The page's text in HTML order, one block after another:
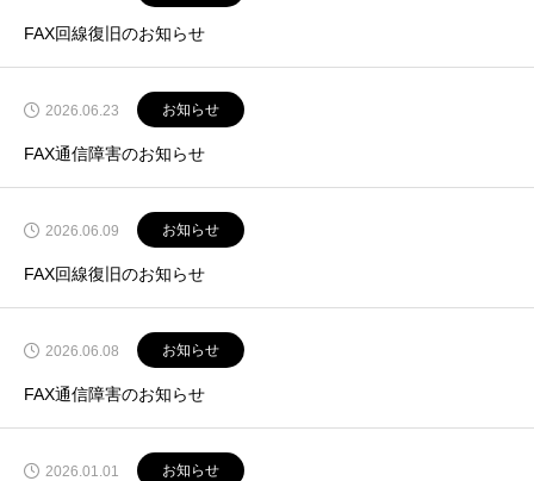
FAX回線復旧のお知らせ
2026.06.23 お知らせ
FAX通信障害のお知らせ
2026.06.09 お知らせ
FAX回線復旧のお知らせ
2026.06.08 お知らせ
FAX通信障害のお知らせ
2026.01.01 お知らせ